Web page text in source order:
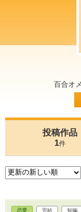
百合オ
投稿作品
1件
恋愛 完結 短編